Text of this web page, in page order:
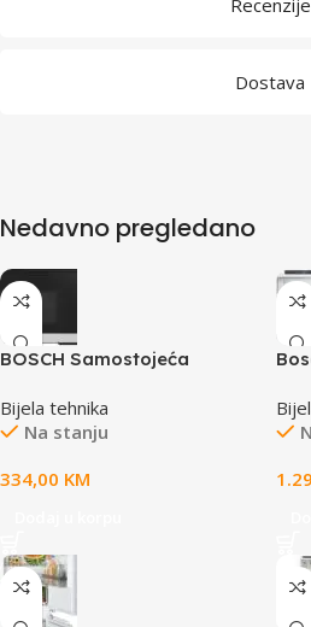
Dostava
Nedavno pregledano
BOSCH Samostojeća
800W, 20L, 5 postavki 90 W,
180W, 360 W, 60 800W
Bijela tehnika
Na stanju
334,00 KM